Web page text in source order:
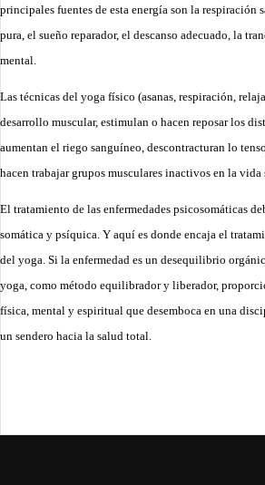
principales fuentes de esta energía son la respiración
pura, el sueño reparador, el descanso adecuado, la
mental.
Las técnicas del yoga físico (asanas, respiración,
desarrollo muscular, estimulan o hacen reposar los
aumentan el riego sanguíneo, descontracturan lo
hacen trabajar grupos musculares inactivos en la vida
El tratamiento de las enfermedades psicosomáticas
somática y psíquica. Y aquí es donde encaja el
del yoga. Si la enfermedad es un desequilibrio
yoga, como método equilibrador y liberador,
física, mental y espiritual que desemboca en una
un sendero hacia la salud total.